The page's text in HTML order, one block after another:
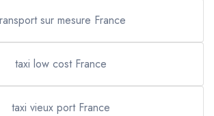
sur mesure France
taxi low cost France
taxi vieux port France